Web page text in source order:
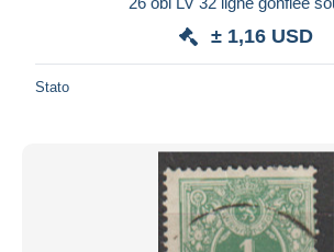
± 1,16 USD
Stato